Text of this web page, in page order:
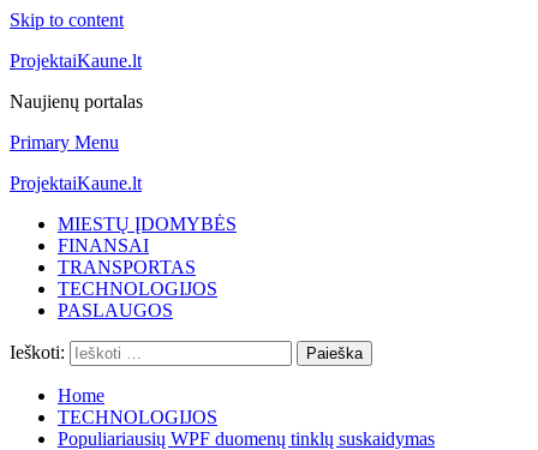
Skip to content
ProjektaiKaune.lt
Naujienų portalas
Primary Menu
ProjektaiKaune.lt
MIESTŲ ĮDOMYBĖS
FINANSAI
TRANSPORTAS
TECHNOLOGIJOS
PASLAUGOS
Ieškoti:
Home
TECHNOLOGIJOS
Populiariausių WPF duomenų tinklų suskaidymas